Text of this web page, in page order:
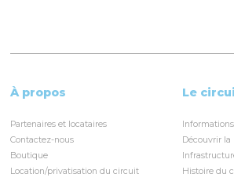
À propos
Partenaires et locataires
Contactez-nous
Boutique
Location/privatisation du circuit
Le
Découvrir la
Histoire du